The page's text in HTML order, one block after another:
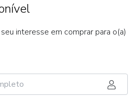
interesse em comprar para o(a)